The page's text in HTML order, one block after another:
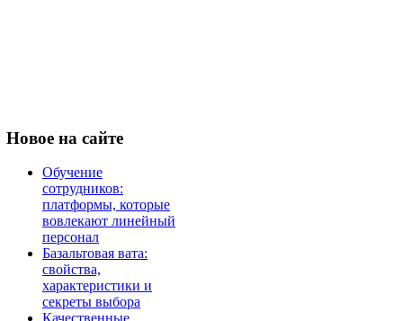
Новое на сайте
Обучение
сотрудников:
платформы, которые
вовлекают линейный
персонал
Базальтовая вата:
свойства,
характеристики и
секреты выбора